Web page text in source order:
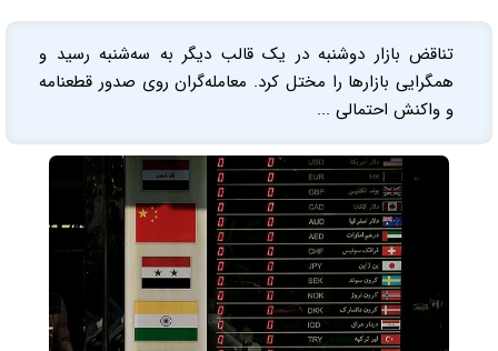
تناقض بازار دوشنبه در یک قالب دیگر به سه‌شنبه رسید و
همگرایی بازارها را مختل کرد. معامله‌گران روی صدور قطعنامه
و واکنش احتمالی ...